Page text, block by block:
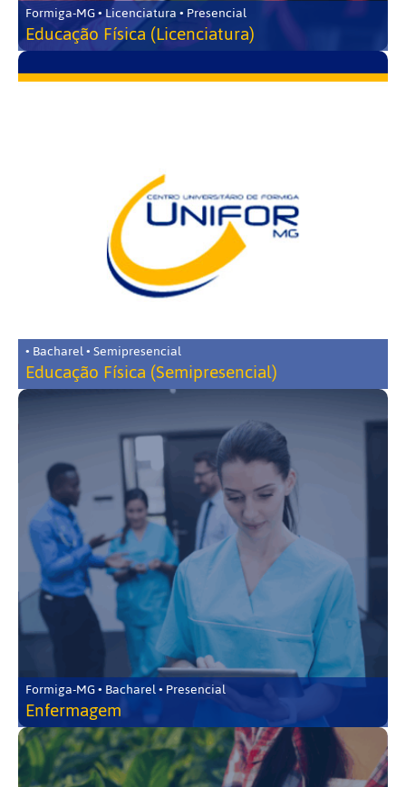
Formiga-MG • Licenciatura • Presencial
Educação Física (Licenciatura)
• Bacharel • Semipresencial
Educação Física (Semipresencial)
Formiga-MG • Bacharel • Presencial
Enfermagem